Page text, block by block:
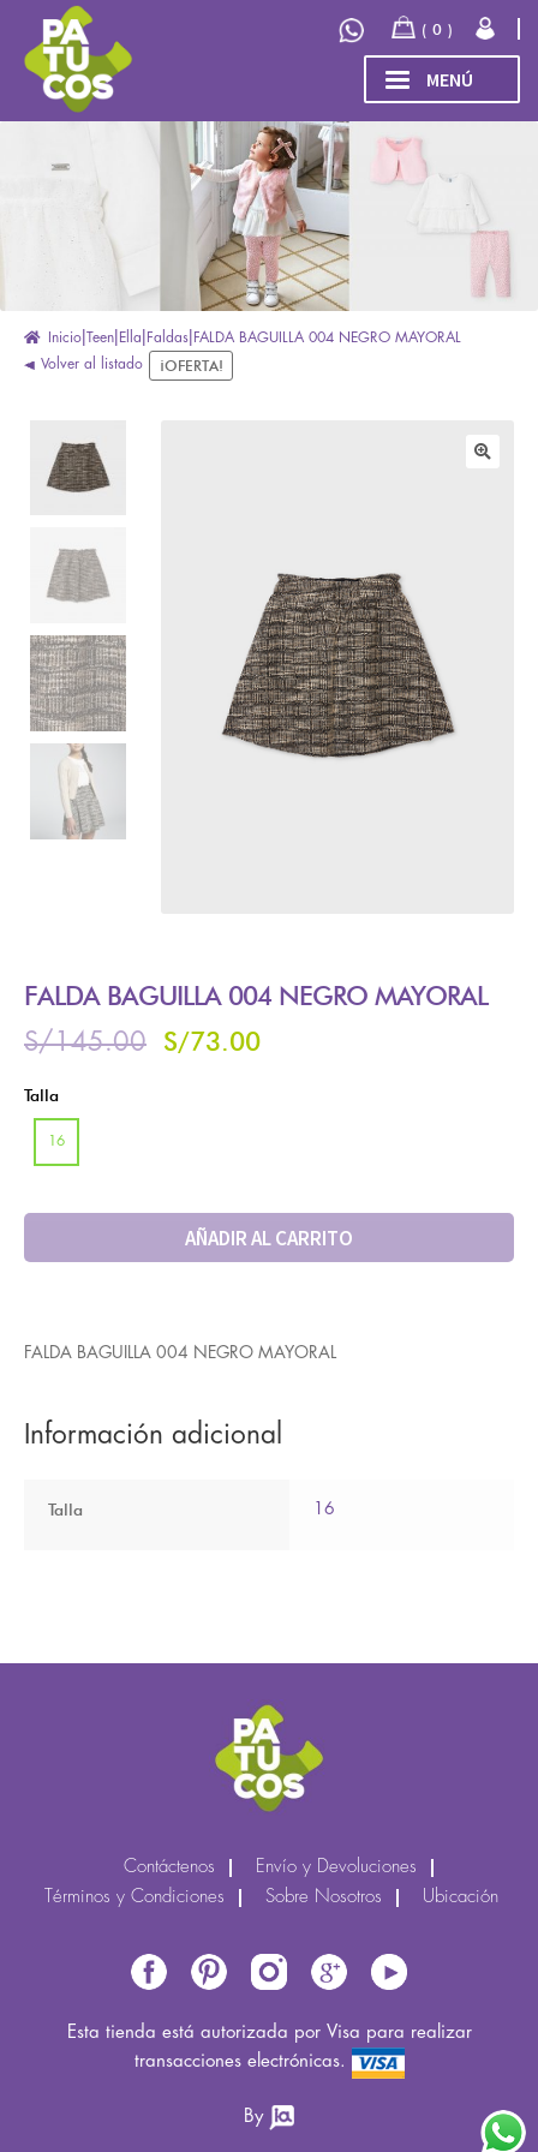
la
navegación
contenido
MENÚ
INICIO
TIENDA
menú
hijo
COLECCIÓN
INVIERNO/OTOÑO 2026
Inicio Teen Ella Faldas FALDA BAGUILLA 004 NEGRO MAYORAL
Volver al listado
¡OFERTA!
FALDA BAGUILLA 004 NEGRO MAYORAL
S/145.00 S/73.00
Talla
16
AÑADIR AL CARRITO
FALDA BAGUILLA 004 NEGRO MAYORAL
Información adicional
Talla 16
Contáctenos
Envío y Devoluciones
Términos y Condiciones
Sobre Nosotros Ubicación
Esta tienda está autorizada por Visa para realizar
transacciones electrónicas.
By
0